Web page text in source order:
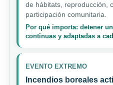
de hábitats, reproducción,
participación comunitaria.
Por qué importa: detener
continuas y adaptadas a
EVENTO EXTREMO
Incendios boreales